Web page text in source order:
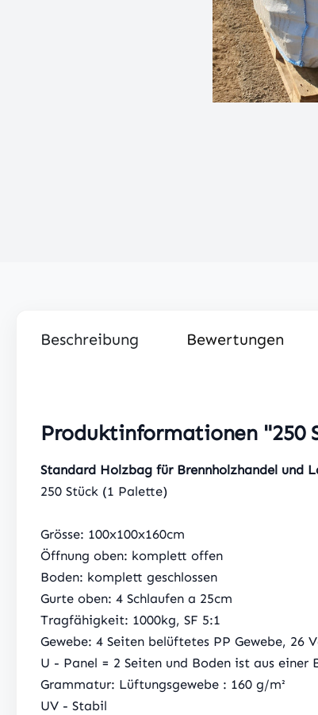
Beschreibung Bewertungen
Produktinformationen "250
Standard Holzbag für Brennholzhandel und
250 Stück (1 Palette)
Grösse: 100x100x160cm
Öffnung oben: komplett offen
Boden: komplett geschlossen
Gurte oben: 4 Schlaufen a 25cm
Tragfähigkeit: 1000kg, SF 5:1
Gewebe: 4 Seiten belüftetes PP Gewebe,
U - Panel = 2 Seiten und Boden ist aus einer
Grammatur: Lüftungsgewebe : 160 g/m²
UV - Stabil